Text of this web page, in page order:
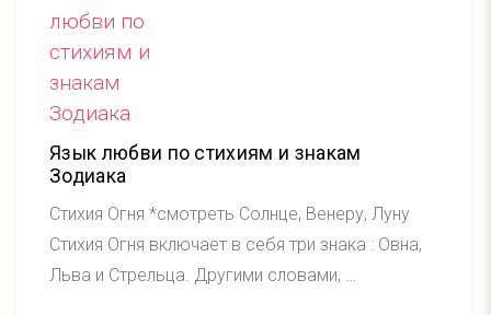
Язык любви по стихиям и знакам
Зодиака
Стихия Огня *смотреть Солнце, Венеру, Луну
Стихия Огня включает в себя три знака : Овна,
Льва и Стрельца. Другими словами, …